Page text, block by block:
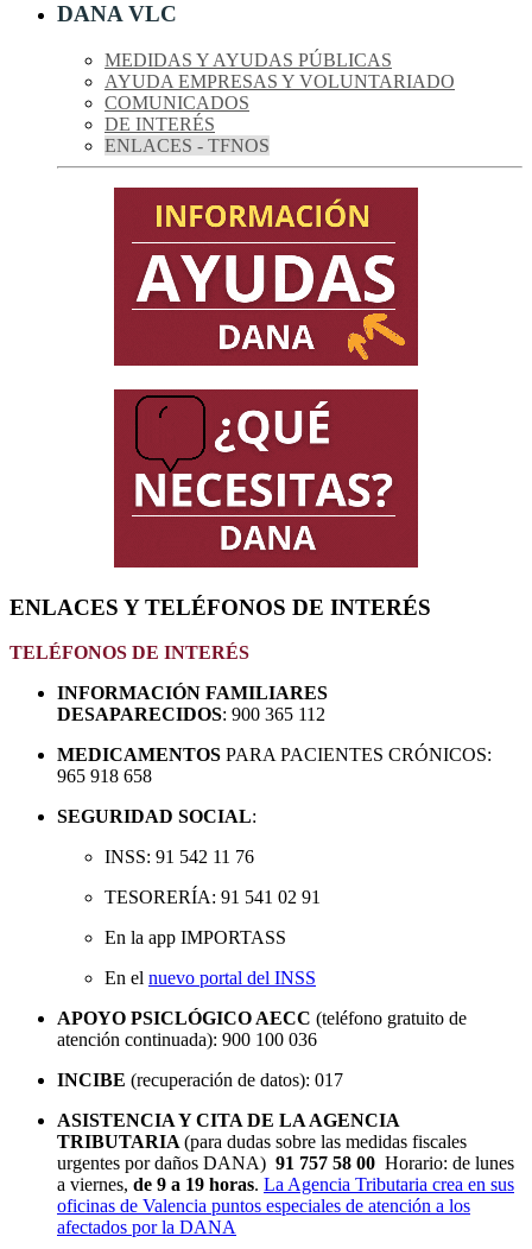
DANA VLC
MEDIDAS Y AYUDAS PÚBLICAS
AYUDA EMPRESAS Y VOLUNTARIADO
COMUNICADOS
DE INTERÉS
ENLACES - TFNOS
ENLACES Y TELÉFONOS DE INTERÉS
TELÉFONOS DE INTERÉS
INFORMACIÓN FAMILIARES
DESAPARECIDOS: 900 365 112
MEDICAMENTOS PARA PACIENTES CRÓNICOS:
965 918 658
SEGURIDAD SOCIAL:
INSS: 91 542 11 76
TESORERÍA: 91 541 02 91
En la app IMPORTASS
En el nuevo portal del INSS
APOYO PSICLÓGICO AECC (teléfono gratuito de
atención continuada): 900 100 036
INCIBE (recuperación de datos): 017
ASISTENCIA Y CITA DE LA AGENCIA
TRIBUTARIA (para dudas sobre las medidas fiscales
urgentes por daños DANA) 91 757 58 00 Horario: de lunes
a viernes, de 9 a 19 horas. La Agencia Tributaria crea en sus
oficinas de Valencia puntos especiales de atención a los
afectados por la DANA